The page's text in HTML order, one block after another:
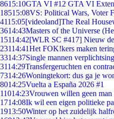
8615:10GTA VI #12 GTA VI
18515:08VS: Political Wars, Voter
4115:05[videoland]The Real
3614:43Masters of the Universe
15114:42[WLR SC #417] Nieuw
23114:41Het FOK!kers maken
3314:37Single mannen
3114:29Transfergeruchten en
7314:26Woningtekort: dus ga je
8014:25Vuelta a España 2026 #1
11014:23Vrouwen willen geen man
1714:08Ik wil een eigen politieke
1913:50Winter op het zuidelijk